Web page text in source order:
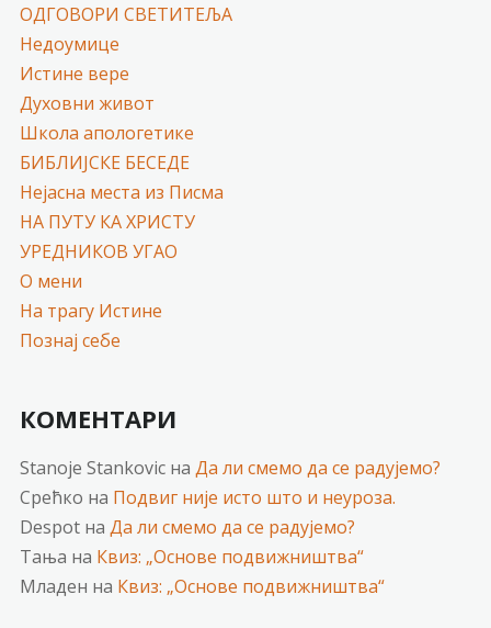
ОДГОВОРИ СВЕТИТЕЉА
Недоумице
Истине вере
Духовни живот
Школа апологетике
БИБЛИЈСКЕ БЕСЕДЕ
Нејасна места из Писма
НА ПУТУ КА ХРИСТУ
УРЕДНИКОВ УГАО
О мени
На трагу Истине
Познај себе
КОМЕНТАРИ
Stanoje Stankovicна Да ли смемо да се радујемо?
Срећко на Подвиг није исто што и неуроза.
Despotна Да ли смемо да се радујемо?
Тања на Квиз: „Основе подвижништва“
Младен на Квиз: „Основе подвижништва“